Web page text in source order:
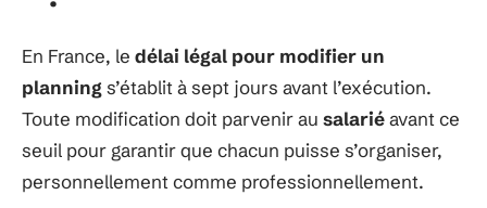
En France, le délai légal pour modifier un
planning s’établit à sept jours avant l’exécution.
Toute modification doit parvenir au salariéavant ce
seuil pour garantir que chacun puisse s’organiser,
personnellement comme professionnellement.